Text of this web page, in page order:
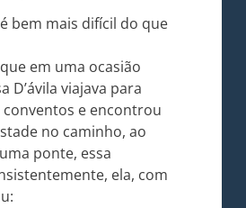
bem mais difícil do que
em uma ocasião
D’ávila viajava para
e encontrou
no caminho, ao
ponte, essa
ela, com